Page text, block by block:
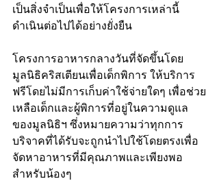
เป็นสิ่งจำเป็นเพื่อให้โครงการเหล่านี้
ดำเนินต่อไปได้อย่างยั่งยืน
โครงการอาหารกลางวันที่จัดขึ้นโดย
มูลนิธิคริสเตียนเพื่อเด็กพิการ ให้บริการ
ฟรีโดยไม่มีการเก็บค่าใช้จ่ายใดๆ เพื่อช่วย
เหลือเด็กและผู้พิการที่อยู่ในความดูแล
ของมูลนิธิฯ ซึ่งหมายความว่าทุกการ
บริจาคที่ได้รับจะถูกนำไปใช้โดยตรงเพื่อ
จัดหาอาหารที่มีคุณภาพและเพียงพอ
สำหรับน้องๆ